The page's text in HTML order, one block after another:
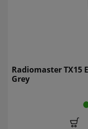
Radiomaster TX15
Grey